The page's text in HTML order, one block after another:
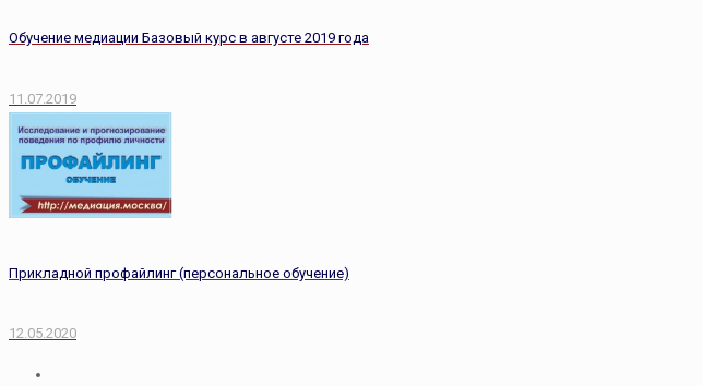
Обучение медиации Базовый курс в августе 2019 года
11.07.2019
Прикладной профайлинг (персональное обучение)
12.05.2020